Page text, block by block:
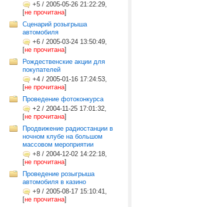
+5 / 2005-05-26 21:22:29,
[не прочитана]
Сценарий розыгрыша
автомобиля
+6 / 2005-03-24 13:50:49,
[не прочитана]
Рождественские акции для
покупателей
+4 / 2005-01-16 17:24:53,
[не прочитана]
Проведение фотоконкурса
+2 / 2004-11-25 17:01:32,
[не прочитана]
Продвижение радиостанции в
ночном клубе на большом
массовом мероприятии
+8 / 2004-12-02 14:22:18,
[не прочитана]
Проведение розыгрыша
автомобиля в казино
+9 / 2005-08-17 15:10:41,
[не прочитана]